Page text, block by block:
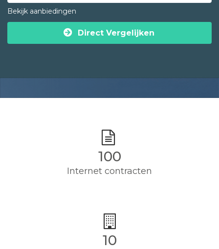
Bekijk aanbiedingen
Direct Vergelijken
100
Internet contracten
10